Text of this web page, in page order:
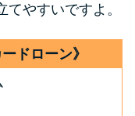
やすいですよ。
ドローン》